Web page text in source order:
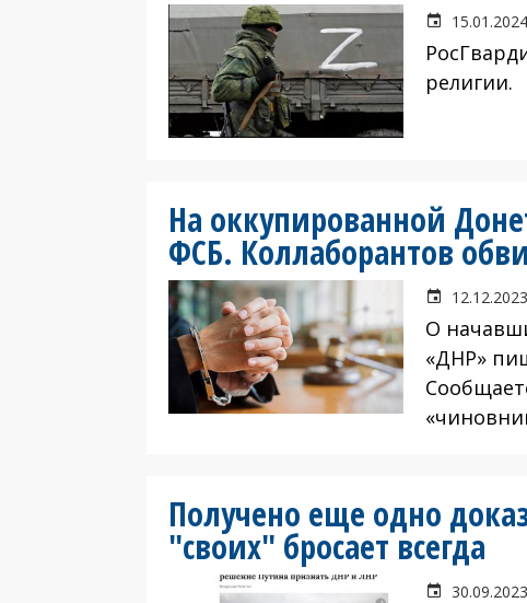
15.01.2024
религии.
На оккупированной
ФСБ. Коллаборантов
12.12.2023
О
«ДНР»
Получено еще одно
"своих" бросает всегда
30.09.2023